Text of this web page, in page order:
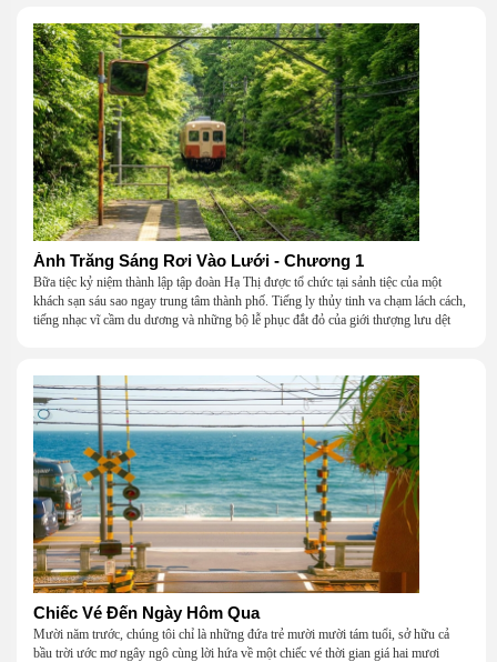
Ánh Trăng Sáng Rơi Vào Lưới - Chương 1
Bữa tiệc kỷ niệm thành lập tập đoàn Hạ Thị được tổ chức tại sảnh tiệc của một
khách sạn sáu sao ngay trung tâm thành phố. Tiếng ly thủy tinh va chạm lách cách,
tiếng nhạc vĩ cầm du dương và những bộ lễ phục đắt đỏ của giới thượng lưu dệt
Chiếc Vé Đến Ngày Hôm Qua
Mười năm trước, chúng tôi chỉ là những đứa trẻ mười mười tám tuổi, sở hữu cả
bầu trời ước mơ ngây ngô cùng lời hứa về một chiếc vé thời gian giá hai mươi